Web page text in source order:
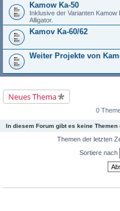
Kamow Ka-50
Inklusive der Varianten
Alligator.
Kamov Ka-60/62
Weiter Projekte von
Neues Thema
0
In diesem Forum gibt es keine Themen
Themen der letzten
Sortiere nach